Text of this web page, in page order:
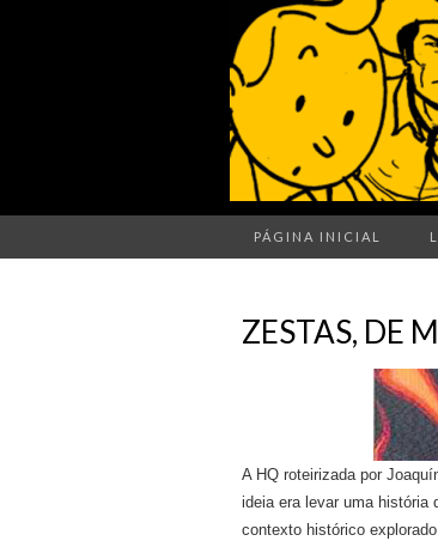
PÁGINA INICIAL
ZESTAS, DE
A HQ roteirizada por
ideia era levar uma história
contexto histórico